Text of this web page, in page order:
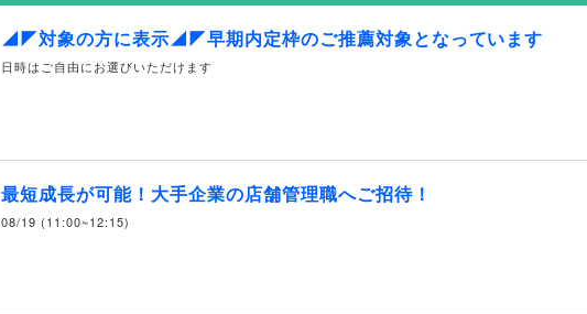
◢◤対象の方に表示◢◤早期内定枠のご推薦対象となっています
日時はご自由にお選びいただけます
最短成長が可能！大手企業の店舗管理職へご招待！
08/19 (11:00~12:15)